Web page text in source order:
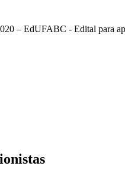
– EdUFABC - Edital para